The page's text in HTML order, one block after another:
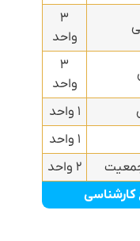
۳
واحد
۳
واحد
۱ واحد
۱ واحد
۲ واحد